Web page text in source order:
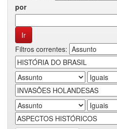
por
Filtros correntes: